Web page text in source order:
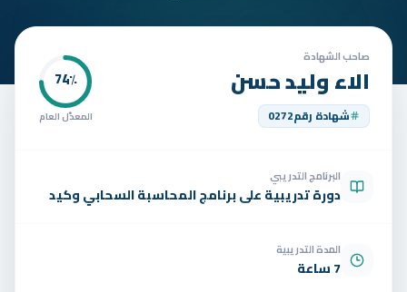
الأمان
تواصل
الوظائف
صاحب الشهادة
الاء وليد حسن
شهادة رقم0272
74٪
المعدّل العام
البرنامج التدريبي
دورة تدريبية على برنامج المحاسبة السحابي وكيد
المدة التدريبية
7 ساعة